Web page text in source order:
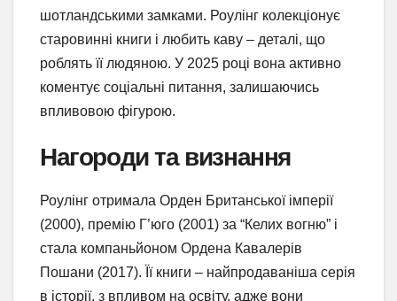
шотландськими замками. Роулінг колекціонує
старовинні книги і любить каву – деталі, що
роблять її людяною. У 2025 році вона активно
коментує соціальні питання, залишаючись
впливовою фігурою.
Нагороди та визнання
Роулінг отримала Орден Британської імперії
(2000), премію Г’юго (2001) за “Келих вогню” і
стала компаньйоном Ордена Кавалерів
Пошани (2017). Її книги – найпродаваніша серія
в історії, з впливом на освіту, адже вони